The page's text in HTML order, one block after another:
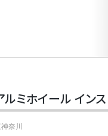
ミホイール イン
奈川